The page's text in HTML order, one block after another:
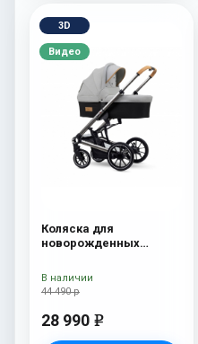
3D
Видео
Коляска для
новорожденных
44 490 р
28 990 e
В наличии